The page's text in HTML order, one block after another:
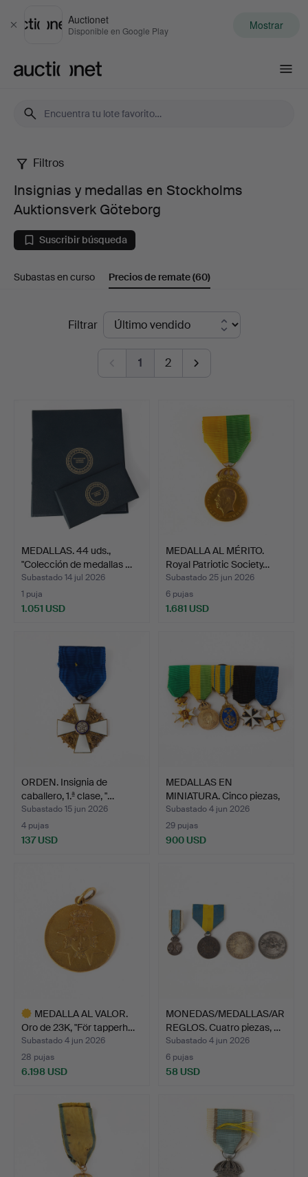
Cerrar
Auctionet
Disponible en Google Play Mostrar
Insignias
medallas
en
Auktionsverk
Göteborg
Filtros
Insignias y medallas en Stockholms
Auktionsverk Göteborg
Suscribir búsqueda
Subastas en curso Precios de remate(60)
Filtrar
1 2
MEDALLAS. 44 uds.,
"Colección de medallas …
Subastado 14 jul 2026
1 puja
1.051 USD
MEDALLA AL MÉRITO.
Royal Patriotic Society…
Subastado 25 jun 2026
6 pujas
1.681 USD
ORDEN. Insignia de
caballero, 1.ª clase, "…
Subastado 15 jun 2026
4 pujas
137 USD
MEDALLAS EN
MINIATURA. Cinco piezas,
inclu…
Subastado 4 jun 2026
29 pujas
900 USD
MEDALLA AL VALOR.
Oro de 23K, "För tapperh…
Subastado 4 jun 2026
28 pujas
6.198 USD
seleccionado
MONEDAS/MEDALLAS/AR
REGLOS. Cuatro piezas, …
Subastado 4 jun 2026
6 pujas
58 USD